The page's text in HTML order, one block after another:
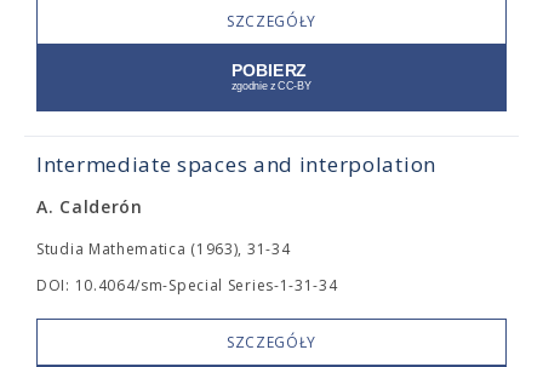
SZCZEGÓŁY
Intermediate spaces and interpolation
A. Calderón
Studia Mathematica (1963), 31-34
DOI: 10.4064/sm-Special Series-1-31-34
SZCZEGÓŁY